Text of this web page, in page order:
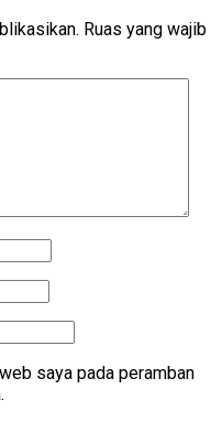
Ruas yang wajib
saya pada peramban